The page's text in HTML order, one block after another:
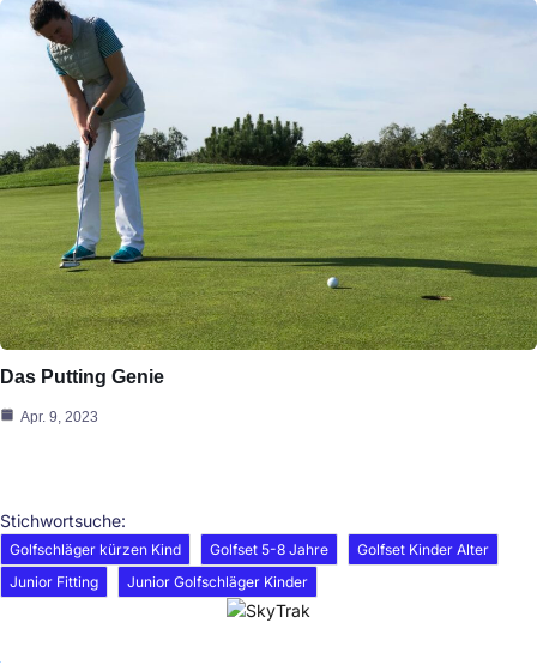
Das Putting Genie
Apr. 9, 2023
Stichwortsuche:
Golfschläger kürzen Kind Golfset 5-8 Jahre
Golfset Kinder Alter
Junior Fitting
Junior Golfschläger Kinder